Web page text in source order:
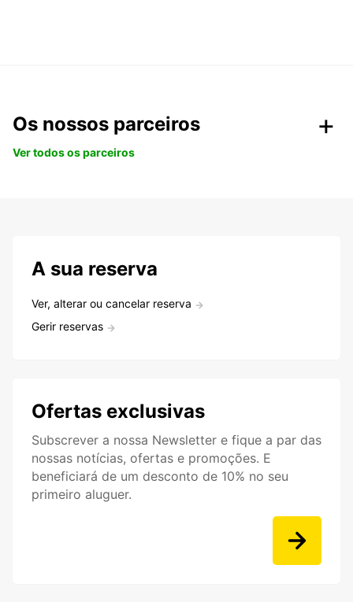
Os nossos parceiros
Ver todos os parceiros
A sua reserva
Ver, alterar ou cancelar reserva
Gerir reservas
Ofertas exclusivas
Subscrever a nossa Newsletter e fique a par das
nossas notícias, ofertas e promoções. E
beneficiará de um desconto de 10% no seu
primeiro aluguer.